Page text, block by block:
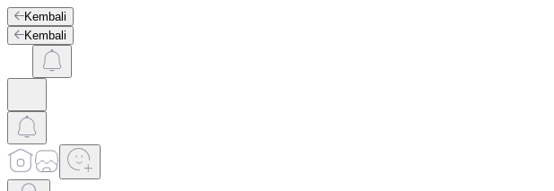
Kembali
Kembali